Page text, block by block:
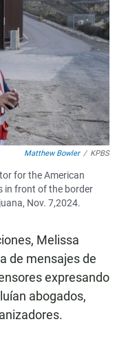
Matthew Bowler / KPBS
for the American
in front of the border
Nov. 7,2024.
Melissa
de mensajes de
expresando
abogados,